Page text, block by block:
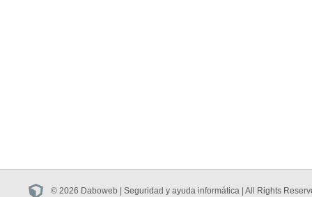
© 2026 Daboweb | Seguridad y ayuda informática | All Rights